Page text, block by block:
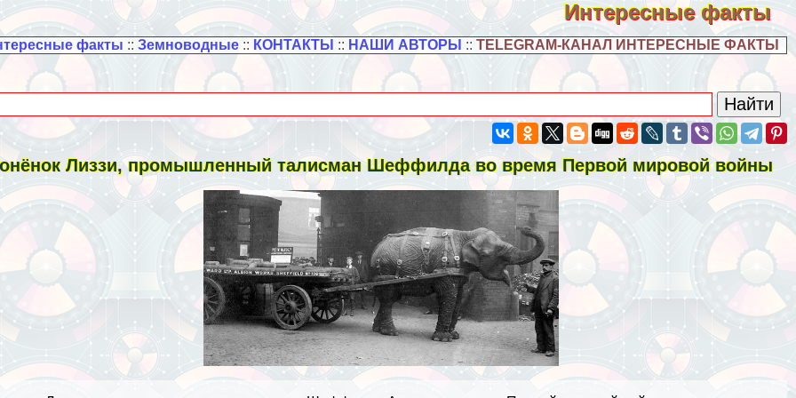
Интересные факты
факты :: Земноводные:: КОНТАКТЫ :: НАШИ АВТОРЫ :: TELEGRAM-КАНАЛ ИНТЕРЕСНЫЕ ФАКТЫ
Лиззи, промышленный талисман Шеффилда во время Первой мировой войны